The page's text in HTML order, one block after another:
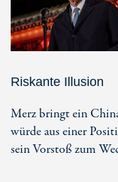
Riskante Illusion
Merz bringt ein
würde aus einer
sein Vorstoß zum